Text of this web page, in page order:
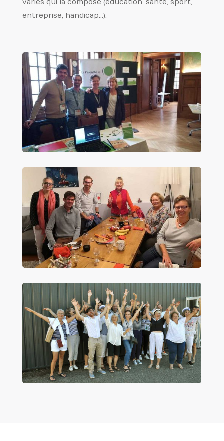
variés qui la compose (éducation, santé, sport,
entreprise, handicap…).